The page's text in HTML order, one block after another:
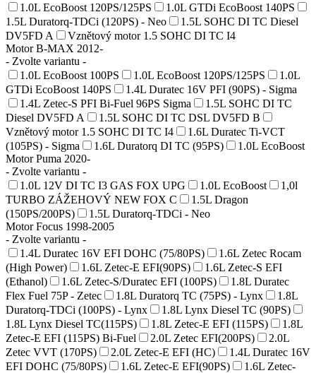
1.0L EcoBoost 120PS/125PS
1.0L GTDi EcoBoost 140PS
1.5L Duratorq-TDCi (120PS) - Neo
1.5L SOHC DI TC Diesel
DV5FD A
Vznětový motor 1.5 SOHC DI TC I4
Motor B-MAX 2012-
- Zvolte variantu -
1.0L EcoBoost 100PS
1.0L EcoBoost 120PS/125PS
1.0L
GTDi EcoBoost 140PS
1.4L Duratec 16V PFI (90PS) - Sigma
1.4L Zetec-S PFI Bi-Fuel 96PS Sigma
1.5L SOHC DI TC
Diesel DV5FD A
1.5L SOHC DI TC DSL DV5FD B
Vznětový motor 1.5 SOHC DI TC I4
1.6L Duratec Ti-VCT
(105PS) - Sigma
1.6L Duratorq DI TC (95PS)
1.0L EcoBoost
Motor Puma 2020-
- Zvolte variantu -
1.0L 12V DI TC I3 GAS FOX UPG
1.0L EcoBoost
1,0l
TURBO ZÁŽEHOVÝ NEW FOX C
1.5L Dragon
(150PS/200PS)
1.5L Duratorq-TDCi - Neo
Motor Focus 1998-2005
- Zvolte variantu -
1.4L Duratec 16V EFI DOHC (75/80PS)
1.6L Zetec Rocam
(High Power)
1.6L Zetec-E EFI(90PS)
1.6L Zetec-S EFI
(Ethanol)
1.6L Zetec-S/Duratec EFI (100PS)
1.8L Duratec
Flex Fuel 75P - Zetec
1.8L Duratorq TC (75PS) - Lynx
1.8L
Duratorq-TDCi (100PS) - Lynx
1.8L Lynx Diesel TC (90PS)
1.8L Lynx Diesel TC(115PS)
1.8L Zetec-E EFI (115PS)
1.8L
Zetec-E EFI (115PS) Bi-Fuel
2.0L Zetec EFI(200PS)
2.0L
Zetec VVT (170PS)
2.0L Zetec-E EFI (HC)
1.4L Duratec 16V
EFI DOHC (75/80PS)
1.6L Zetec-E EFI(90PS)
1.6L Zetec-